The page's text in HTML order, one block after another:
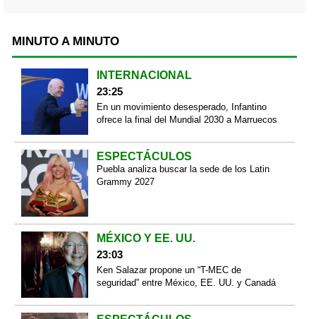
MINUTO A MINUTO
INTERNACIONAL
23:25
En un movimiento desesperado, Infantino
ofrece la final del Mundial 2030 a Marruecos
ESPECTÁCULOS
Puebla analiza buscar la sede de los Latin
Grammy 2027
MÉXICO Y EE. UU.
23:03
Ken Salazar propone un “T-MEC de
seguridad” entre México, EE. UU. y Canadá